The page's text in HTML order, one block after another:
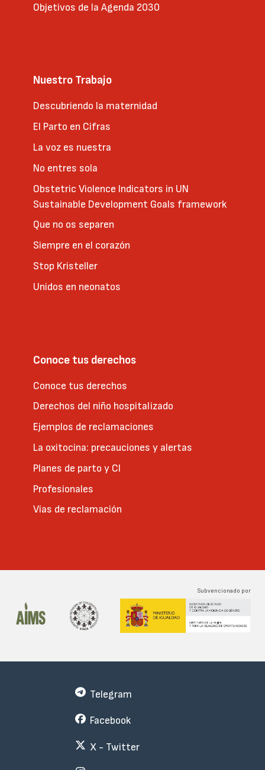
Objetivos de la Agenda 2030
Nuestro Trabajo
Descubriendo la maternidad
El Parto en Cifras
La voz es nuestra
No entres sola
Obstetric Violence Indicators in UN
Sustainable Development Goals framework
Que no os separen
Siempre en el corazón
Stop Kristeller
Unidos en neonatos
Conoce tus derechos
Conoce tus derechos
Derechos del niño hospitalizado
Ejemplos de reclamaciones
La oxitocina: precauciones y alertas
Planes de parto y CI
Profesionales
Vías de reclamación
Subvencionado por
Telegram
Facebook
X - Twitter